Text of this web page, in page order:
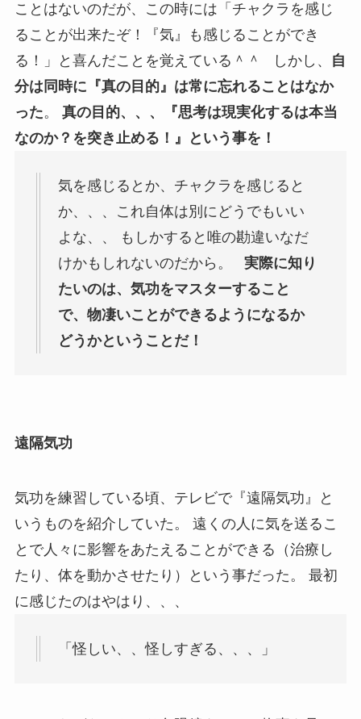
ことはないのだが、この時には「チャクラを感じ
ることが出来たぞ！『気』も感じることができ
る！」と喜んだことを覚えている＾＾ しかし、
自
分は同時に『真の目的』は常に忘れることはなか
った。 真の目的、、、『思考は現実化するは本当
なのか？を突き止める！』という事を！
気を感じるとか、チャクラを感じると
か、、、これ自体は別にどうでもいい
よな、、 もしかすると唯の勘違いなだ
けかもしれないのだから。 実際に知り
たいのは、気功をマスターすること
で、物凄いことができるようになるか
どうかということだ！
遠隔気功
気功を練習している頃、テレビで『遠隔気功』と
いうものを紹介していた。 遠くの人に気を送るこ
とで人々に影響をあたえることができる（治療し
たり、体を動かさせたり）という事だった。 最初
に感じたのはやはり、、、
「怪しい、、怪しすぎる、、、」